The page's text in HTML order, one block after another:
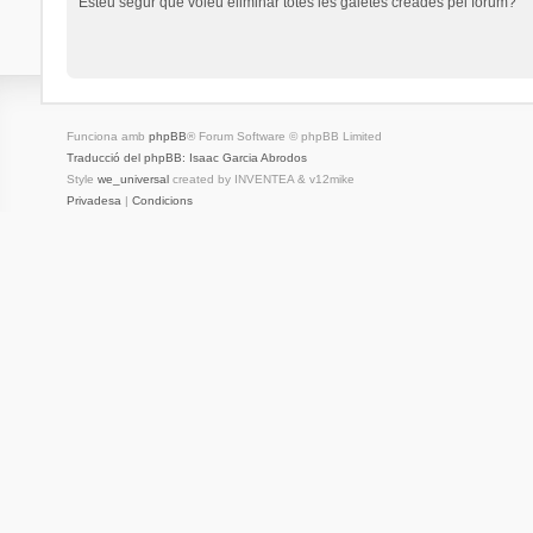
Funciona amb phpBB® Forum Software © phpBB Limited
Traducció del phpBB: Isaac Garcia Abrodos
Style we_universalcreated by INVENTEA & v12mike
Privadesa | Condicions